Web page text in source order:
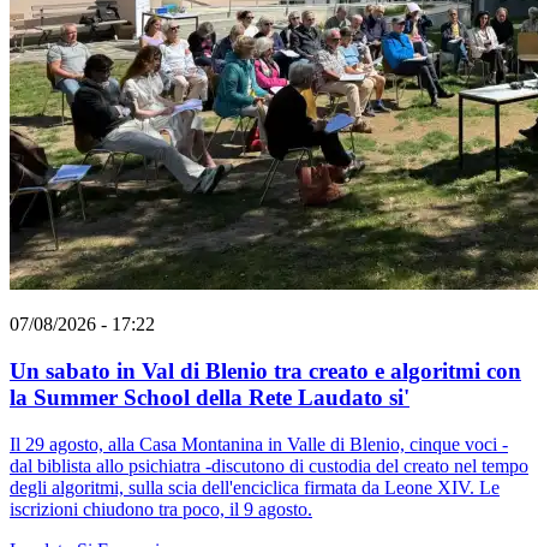
07/08/2026 - 17:22
Un sabato in Val di Blenio tra creato e algoritmi con
la Summer School della Rete Laudato si'
Il 29 agosto, alla Casa Montanina in Valle di Blenio, cinque voci -
dal biblista allo psichiatra -discutono di custodia del creato nel tempo
degli algoritmi, sulla scia dell'enciclica firmata da Leone XIV. Le
iscrizioni chiudono tra poco, il 9 agosto.